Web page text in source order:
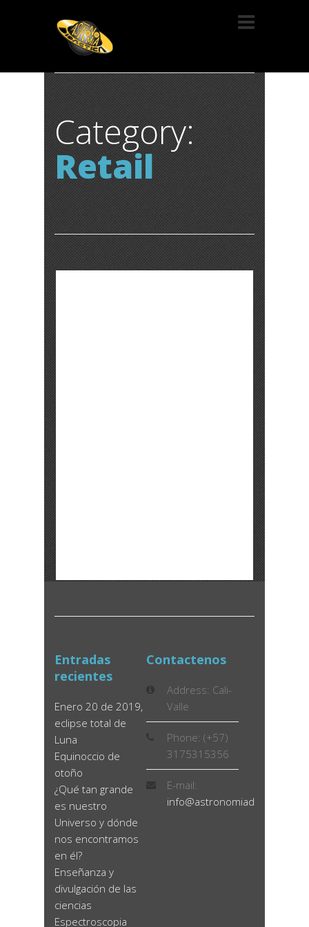
Category:
Retail
Entradas
recientes
Enero 20 de 2019,
eclipse total de
Luna
Equinoccio de
otoño
¿Qué tan grande
es nuestro
Universo y dónde
nos encontramos
en él?
Enseñanza y
divulgación de las
ciencias
Espectroscopia
Contactenos
Address: Cali-
Valle
Phone: (+57)
3175315356
E-mail: